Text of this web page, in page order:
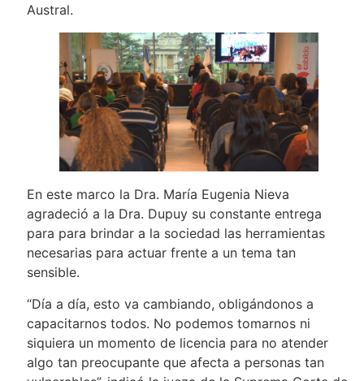
Austral.
En este marco la Dra. María Eugenia Nieva
agradeció a la Dra. Dupuy su constante entrega
para para brindar a la sociedad las herramientas
necesarias para actuar frente a un tema tan
sensible.
“Día a día, esto va cambiando, obligándonos a
capacitarnos todos. No podemos tomarnos ni
siquiera un momento de licencia para no atender
algo tan preocupante que afecta a personas tan